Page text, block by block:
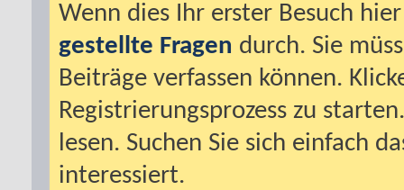
Wenn dies Ihr erster Besuch
gestellte Fragen durch. Sie
Beiträge verfassen können.
Registrierungsprozess zu
lesen. Suchen Sie sich einfach
interessiert.